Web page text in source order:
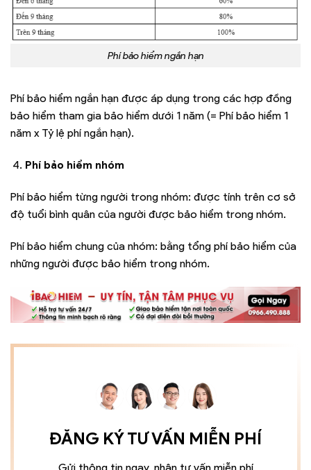
Phí bảo hiểm ngắn hạn
Phí bảo hiểm ngắn hạn được áp dụng trong các hợp đồng
bảo hiểm tham gia bảo hiểm dưới 1 năm (= Phí bảo hiểm 1
năm x Tỷ lệ phí ngắn hạn).
Phí bảo hiểm nhóm
Phí bảo hiểm từng người trong nhóm: được tính trên cơ sở
độ tuổi bình quân của người được bảo hiểm trong nhóm.
Phí bảo hiểm chung của nhóm: bằng tổng phí bảo hiểm của
những người được bảo hiểm trong nhóm.
ĐĂNG KÝ TƯ VẤN MIỄN PHÍ
Gửi thông tin ngay, nhận tư vấn miễn phí